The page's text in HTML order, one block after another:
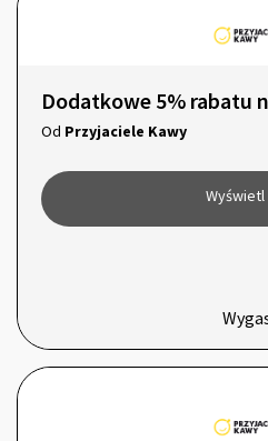
Od Przyjaciele Kawy
Wyświetl